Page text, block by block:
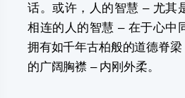
话。或许，人的智慧 – 尤其
相连的人的智慧 – 在于心中
拥有如千年古柏般的道德脊
的广阔胸襟 – 内刚外柔。